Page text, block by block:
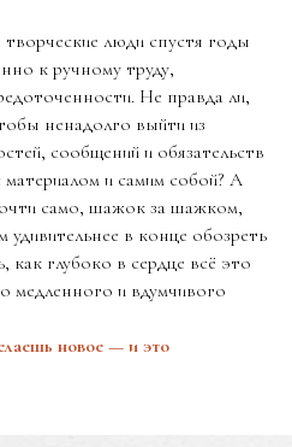
люди спустя годы
к ручному труду,
Не правда ли,
ненадолго выйти из
сообщений и обязательств
и самим собой? А
само, шажок за шажком,
удивительнее в конце обозреть
как глубоко в сердце всё это
медленного и вдумчивого
новое — и это